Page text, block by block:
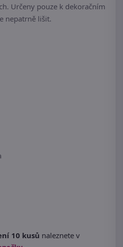
Určeny pouze k dekoračním
nepatrně lišit.
10 kusů naleznete v